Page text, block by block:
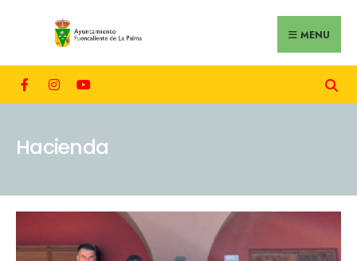
MENU
Hacienda